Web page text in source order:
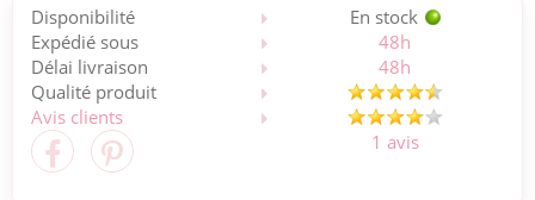
Disponibilité
En stock
Expédié sous
48h
Délai livraison
48h
Qualité produit
Avis clients
1 avis